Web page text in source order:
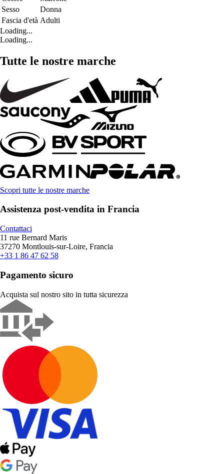
Sesso
Donna
Fascia d'età Adulti
Loading...
Loading...
Tutte le nostre marche
Scopri tutte le nostre marche
Assistenza post-vendita in Francia
Contattaci
11 rue Bernard Maris
37270 Montlouis-sur-Loire, Francia
+33 1 86 47 62 58
Pagamento sicuro
Acquista sul nostro sito in tutta sicurezza